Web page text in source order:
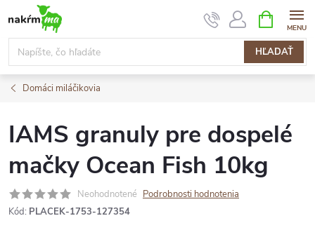
na
obsah
HĽADAŤ
KOŠÍK
Domáci miláčikovia
IAMS granuly pre dospelé
mačky Ocean Fish 10kg
Neohodnotené Podrobnosti hodnotenia
Kód: PLACEK-1753-127354